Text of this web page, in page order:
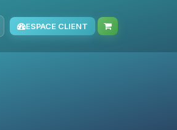
ESPACE CLIENT